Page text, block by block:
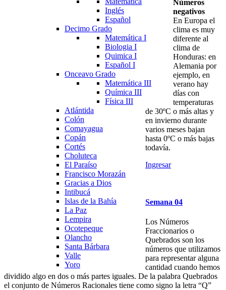
Inglés
Español
Decimo Grado
Matemática I
Biologia I
Quimica I
Español I
Onceavo Grado
Matemática III
Química III
Física III
Atlántida
Colón
Comayagua
Copán
Cortés
Choluteca
El Paraíso
Francisco Morazán
Gracias a Dios
Intibucá
Islas de la Bahía
La Paz
Lempira
Ocotepeque
Olancho
Santa Bárbara
Valle
Yoro
Números
negativos
En Europa el
clima es muy
diferente al
clima de
Honduras: en
Alemania por
ejemplo, en
verano hay
días con
temperaturas
de 30ºC o más altas y
en invierno durante
varios meses bajan
hasta 0ºC o más bajas
todavía.
Ingresar
Semana 04
Los Números
Fraccionarios o
Quebrados son los
números que utilizamos
para representar alguna
cantidad cuando hemos
dividido algo en dos o más partes iguales. De la palabra Quebrados
el conjunto de Números Racionales tiene como signo la letra “Q”